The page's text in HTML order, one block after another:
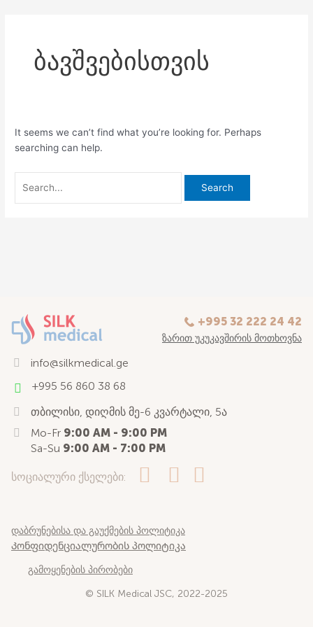
ბავშვებისთვის
It seems we can’t find what you’re looking for. Perhaps
searching can help.
+995 32 222 24 42
ᲖᲐᲠᲘᲗ ᲣᲙᲣᲙᲐᲕᲨᲘᲠᲘᲡ ᲛᲝᲗᲮᲝᲕᲜᲐ
info@silkmedical.ge
+995 56 860 38 68
თბილისი, დიღმის მე-6 კვარტალი, 5ა
Mo-Fr 9:00 AM - 9:00 PM
Sa-Su 9:00 AM - 7:00 PM
სოციალური ქსელები:
დაბრუნებისა და გაუქმების პოლიტიკა
Კონფიდენციალურობის პოლიტიკა
გამოყენების პირობები
© SILK Medical JSC, 2022-2025